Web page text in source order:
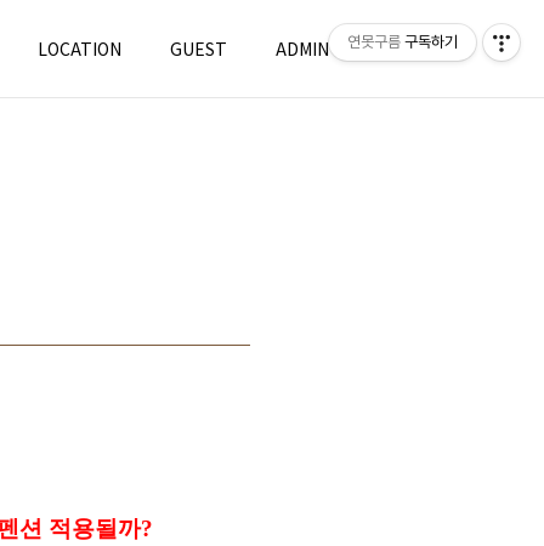
LOCATION GUEST ADMIN WRITE
션 적용될까?
연못구름 구독하기